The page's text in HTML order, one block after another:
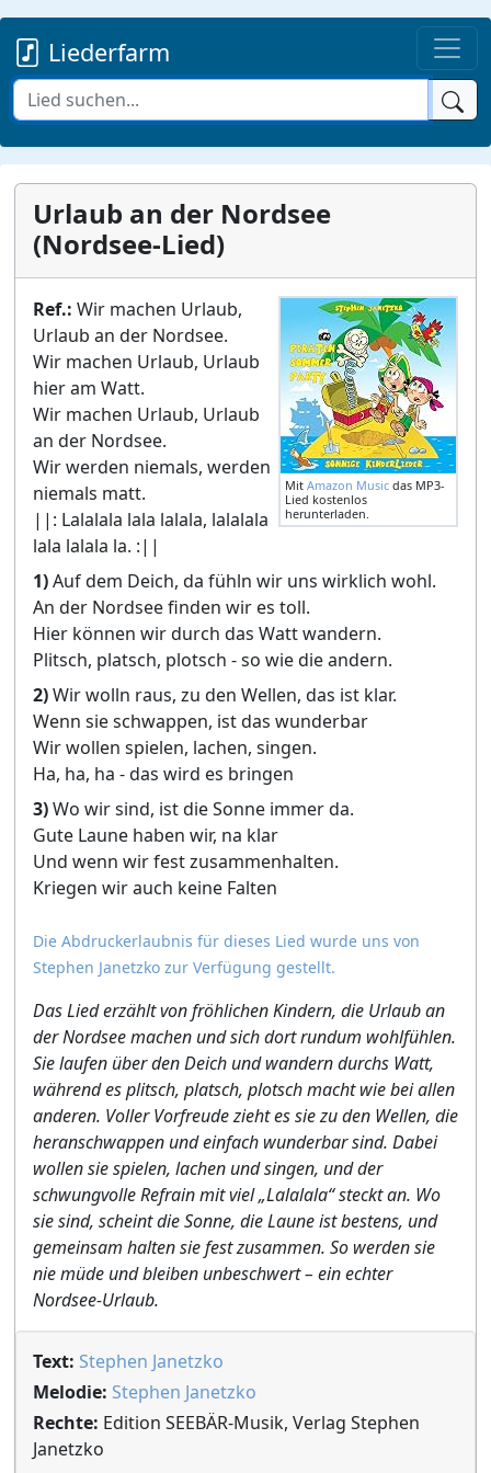
Liederfarm
Urlaub an der Nordsee
(Nordsee-Lied)
Mit Amazon Music das MP3-
Lied kostenlos
herunterladen.
Ref.: Wir machen Urlaub,
Urlaub an der Nordsee.
Wir machen Urlaub, Urlaub
hier am Watt.
Wir machen Urlaub, Urlaub
an der Nordsee.
Wir werden niemals, werden
niemals matt.
||: Lalalala lala lalala, lalalala
lala lalala la. :||
1)Auf dem Deich, da fühln wir uns wirklich wohl.
An der Nordsee finden wir es toll.
Hier können wir durch das Watt wandern.
Plitsch, platsch, plotsch - so wie die andern.
2)Wir wolln raus, zu den Wellen, das ist klar.
Wenn sie schwappen, ist das wunderbar
Wir wollen spielen, lachen, singen.
Ha, ha, ha - das wird es bringen
3)Wo wir sind, ist die Sonne immer da.
Gute Laune haben wir, na klar
Und wenn wir fest zusammenhalten.
Kriegen wir auch keine Falten
Die Abdruckerlaubnis für dieses Lied wurde uns von
Stephen Janetzko zur Verfügung gestellt.
Das Lied erzählt von fröhlichen Kindern, die Urlaub an
der Nordsee machen und sich dort rundum wohlfühlen.
Sie laufen über den Deich und wandern durchs Watt,
während es plitsch, platsch, plotsch macht wie bei allen
anderen. Voller Vorfreude zieht es sie zu den Wellen, die
heranschwappen und einfach wunderbar sind. Dabei
wollen sie spielen, lachen und singen, und der
schwungvolle Refrain mit viel „Lalalala“ steckt an. Wo
sie sind, scheint die Sonne, die Laune ist bestens, und
gemeinsam halten sie fest zusammen. So werden sie
nie müde und bleiben unbeschwert – ein echter
Nordsee-Urlaub.
Text: Stephen Janetzko
Melodie: Stephen Janetzko
Rechte: Edition SEEBÄR-Musik, Verlag Stephen
Janetzko